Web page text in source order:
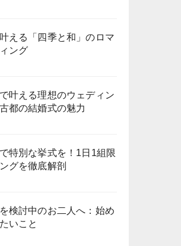
える「四季と和」のロマ
ング
叶える理想のウェディン
都の結婚式の魅力
特別な挙式を！1日1組限
グを徹底解剖
検討中のお二人へ：始め
いこと